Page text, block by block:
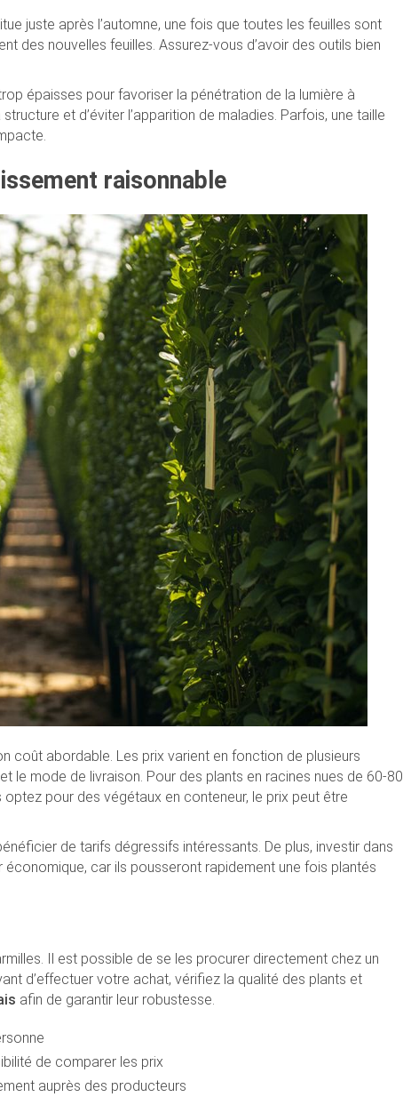
juste après l’automne, une fois que toutes les feuilles sont
des nouvelles feuilles. Assurez-vous d’avoir des outils bien
épaisses pour favoriser la pénétration de la lumière à
et d’éviter l’apparition de maladies. Parfois, une taille
raisonnable
coût abordable. Les prix varient en fonction de plusieurs
le mode de livraison. Pour des plants en racines nues de 60-80
pour des végétaux en conteneur, le prix peut être
de tarifs dégressifs intéressants. De plus, investir dans
car ils pousseront rapidement une fois plantés
Il est possible de se les procurer directement chez un
d’effectuer votre achat, vérifiez la qualité des plants et
afin de garantir leur robustesse.
de comparer les prix
auprès des producteurs